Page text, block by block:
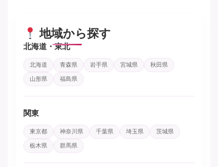
地域から探す
北海道・東北
北海道 青森県 岩手県 宮城県
秋田県
山形県
福島県
関東
東京都 神奈川県 千葉県 埼玉県
茨城県
栃木県
群馬県